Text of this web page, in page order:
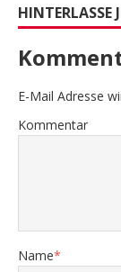
HINTERLASSE
E-Mail Adresse
Kommentar
Name*